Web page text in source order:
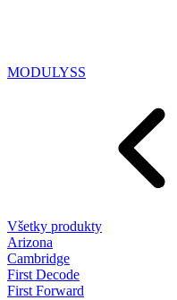
MODULYSS
Všetky produkty
Arizona
Cambridge
First Decode
First Forward